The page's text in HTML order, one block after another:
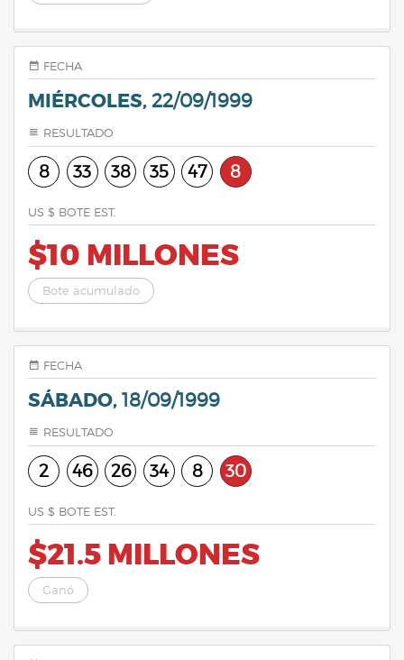
FECHA
MIÉRCOLES, 22/09/1999
RESULTADO
8 33 38 35 47 8
US $ BOTE EST.
$10 MILLONES
Bote acumulado
FECHA
SÁBADO, 18/09/1999
RESULTADO
2 46 26 34 8 30
US $ BOTE EST.
$21.5 MILLONES
Ganó